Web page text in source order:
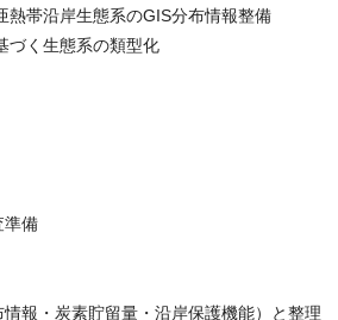
熱帯沿岸生態系のGIS分布情報整備
づく生態系の類型化
準備
報・炭素貯留量・沿岸保護機能）と整理